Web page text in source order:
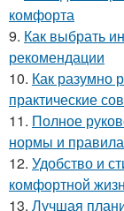
комфорта
9. Как выбрать
рекомендации
10. Как разумно
практические
11. Полное
нормы и правила
12. Удобство и
комфортной
13. Лучшая